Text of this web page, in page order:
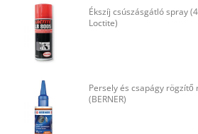
Ékszíj csúszásgátló spray
Loctite)
Persely és csapágy rögzítő
(BERNER)